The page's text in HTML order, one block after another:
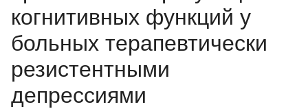
когнитивных функций у
больных терапевтически
резистентными
депрессиями